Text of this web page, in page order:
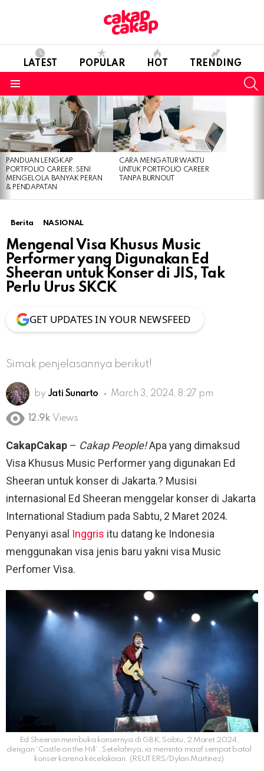
LATEST POPULAR HOT TRENDING
LATEST
STORIES
PANDUAN LENGKAP
PORTFOLIO CAREER: SENI
MENGELOLA BANYAK PERAN
& PENDAPATAN
CARA MENGATUR WAKTU
UNTUK PORTFOLIO CAREER
TANPA BURNOUT
Berita NASIONAL
Mengenal Visa Khusus Music
Performer yang Digunakan Ed
Sheeran untuk Konser di JIS, Tak
Perlu Urus SKCK
GET UPDATES IN YOUR NEWSFEED
Simak penjelasannya berikut!
by Jati Sunarto March 3, 2024, 8:27 pm
12.9k Views
CakapCakap – Cakap People!Apa yang dimaksud
Visa Khusus Music Performer yang digunakan Ed
Sheeran untuk konser di Jakarta.? Musisi
internasional Ed Sheeran menggelar konser di Jakarta
International Stadium pada Sabtu, 2 Maret 2024.
Penyanyi asal Inggris itu datang ke Indonesia
menggunakan visa jenis baru yakni visa Music
Perfomer Visa.
Ed Sheeran membuka konsernya di GBK, Sabtu, 2 Maret 2024,
dengan ‘Castle on the Hill’. Setelahnya, ia meminta maaf sempat batal
konser karena kecelakaan. (REUTERS/Dylan Martinez)